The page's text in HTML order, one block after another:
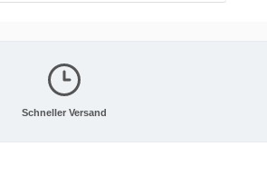
Schneller Versand